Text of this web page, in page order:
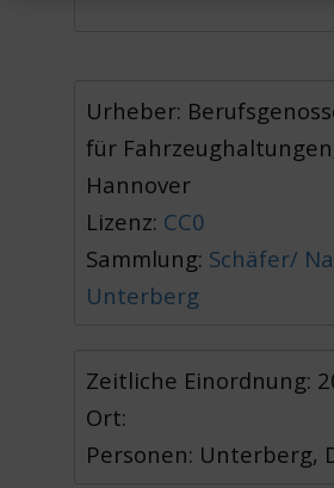
Urheber:
für
Hannover
Lizenz: CC0
Sammlung: Schäfer/
Unterberg
Zeitliche Einordnung:
Ort:
Personen: Unterberg,